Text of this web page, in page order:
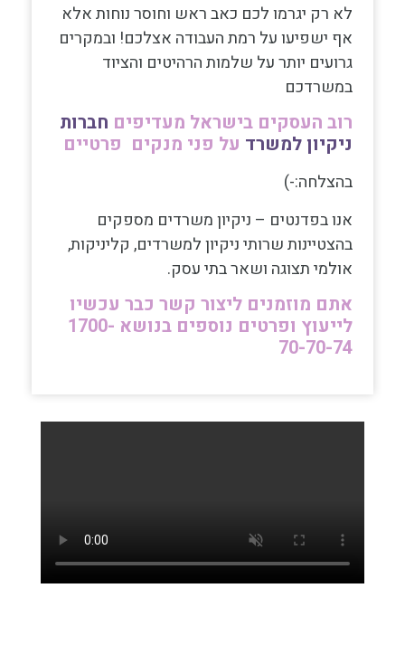
לא רק יגרמו לכם כאב ראש וחוסר נוחות אלא
אף ישפיעו על רמת העבודה אצלכם! ובמקרים
גרועים יותר על שלמות הרהיטים והציוד
במשרדכם
רוב העסקים בישראל מעדיפים חברות
ניקיון למשרד על פני מנקים פרטיים
בהצלחה:-)
אנו בפדנטים – ניקיון משרדים מספקים
בהצטיינות שרותי ניקיון למשרדים, קליניקות,
אולמי תצוגה ושאר בתי עסק.
אתם מוזמנים ליצור קשר כבר עכשיו
לייעוץ ופרטים נוספים בנושא 1700-
70-70-74